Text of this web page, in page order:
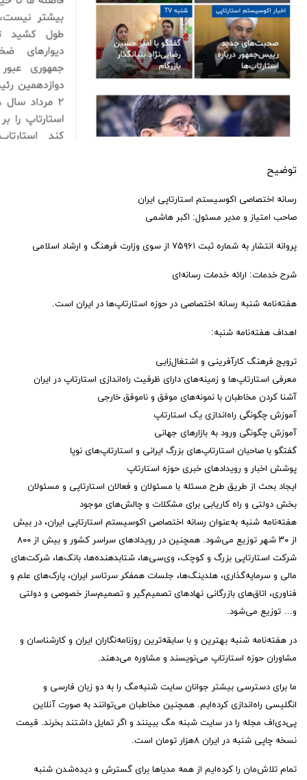
توضیح
رسانه اختصاصی اکوسیستم استارتاپی ایران
صاحب امتیاز و مدیر مسئول: اکبر هاشمی
پروانه انتشار به شماره ثبت ۷۵۹۶۱ از سوی وزارت فرهنگ و ارشاد اسلامی
شرح خدمات: ارائه خدمات رسانه‌ای
هفته‌نامه شنبه رسانه اختصاصی در حوزه استارتاپ‌ها در ایران است.
اهداف هفته‌نامه شنبه:
ترویج فرهنگ کارآفرینی و اشتغال‌زایی
معرفی استارتاپ‌ها و زمینه‌های دارای ظرفیت راه‌اندازی استارتاپ در ایران
آشنا کردن مخاطبان با نمونه‌های موفق و ناموفق خارجی
آموزش چگونگی راه‌اندازی یک استارتاپ
آموزش چگونگی ورود به بازارهای جهانی
گفتگو با صاحبان استارتاپ‌های بزرگ ایرانی و استارتاپ‌های نوپا
پوشش اخبار و رویدادهای خبری حوزه استارتاپ
ایجاد بحث از طریق طرح مسئله با مسئولان و فعالان استارتاپی و مسئولان
بخش دولتی و راه کاریابی برای مشکلات و چالش‌های موجود
هفته‌نامه شنبه به‌عنوان رسانه اختصاصی اکوسیستم استارتاپی ایران، در بیش
از ۳۰ شهر توزیع می‌شود. همچنین در رویدادهای سراسر کشور و بیش از ٨٠٠
شرکت استارتاپی بزرگ و کوچک، وی‌سی‌ها، شتابدهنده‌ها، بانک‌ها، شرکت‌های
مالی و سرمایه‌گذاری، هلدینگ‌ها، جلسات همفکر سرتاسر ایران، پارک‌های علم و
فناوری، اتاق‌های بازرگانی نهادهای تصمیم‌گیر و تصمیم‌ساز خصوصی و دولتی
و… توزیع می‌شود.
در هفته‌نامه شنبه بهترین و با سابقه‌ترین روزنامه‌نگاران ایران و کارشناسان و
مشاوران حوزه استارتاپ می‌نویسند و مشاوره می‌دهند.
ما برای دسترسی بیشتر جوانان سایت شنبه‌مگ را به دو زبان فارسی و
انگلیسی راه‌اندازی کرده‌ایم. همچنین مخاطبان می‌توانند به صورت آنلاین
پی‌دی‌اف مجله را در سایت شبنه مگ ببینند و اگر تمایل داشتند بخرند. قیمت
نسخه چاپی شنبه در ایران ۸هزار تومان است.
تمام تلاش‌مان را کرده‌ایم از همه مدیاها برای گسترش و دیده‌شدن شنبه